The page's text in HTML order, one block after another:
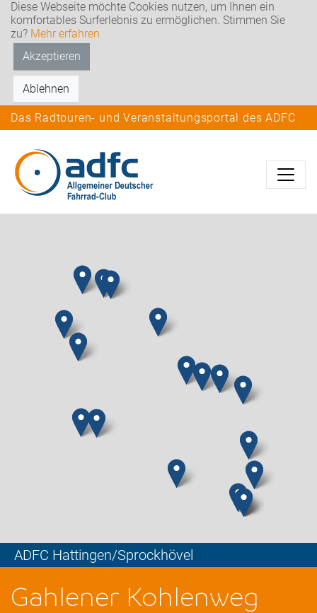
Diese Webseite möchte Cookies nutzen, um Ihnen ein
komfortables Surferlebnis zu ermöglichen. Stimmen Sie
zu? Mehr erfahren
Akzeptieren
Ablehnen
Das Radtouren- und Veranstaltungsportal des ADFC
ADFC Hattingen/Sprockhövel
Gahlener Kohlenweg